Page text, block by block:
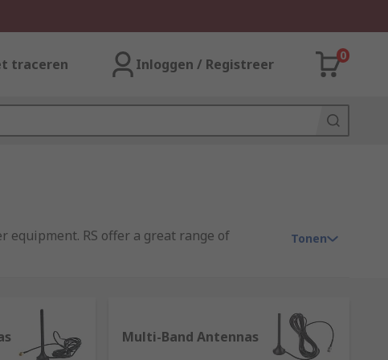
traceren Inloggen / Registreer
0
equipment. RS offer a great range of
antennas then convert the frequencies into
Tonen
Multi-Band Antennas